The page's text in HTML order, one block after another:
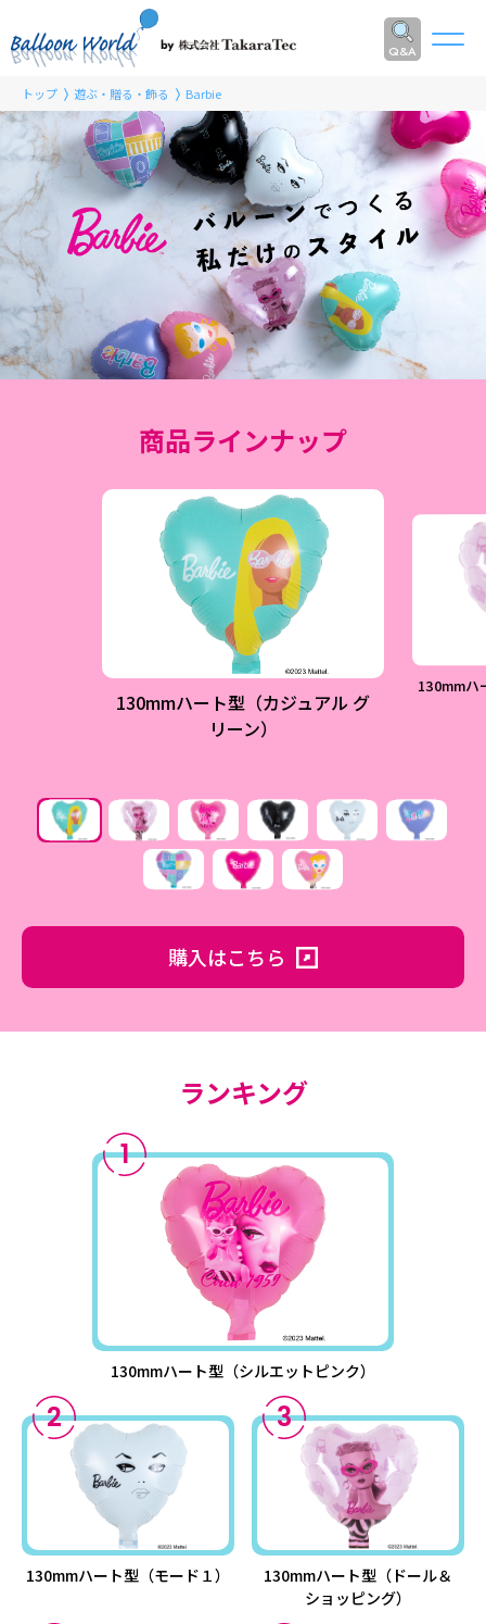
Q&A
トップ 遊ぶ・贈る・飾る Barbie
商品ラインナップ
130mmハート型（カジュアル グ
リーン）
130mmハ
購入はこちら
ランキング
1
130mmハート型（シルエットピンク）
2
130mmハート型（モード１）
3
130mmハート型（ドール＆
ショッピング）